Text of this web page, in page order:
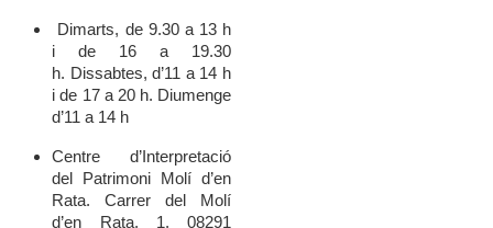
Dimarts, de 9.30 a 13 h
i de 16 a 19.30
h. Dissabtes, d’11 a 14 h
i de 17 a 20 h. Diumenge
d’11 a 14 h
Centre d’Interpretació
del Patrimoni Molí d’en
Rata. Carrer del Molí
d’en Rata, 1. 08291